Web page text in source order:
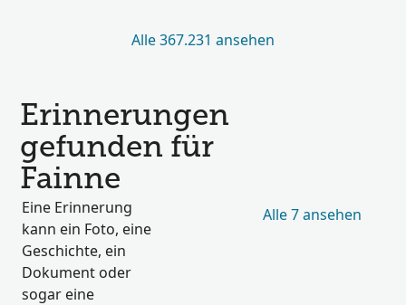
Alle 367.231 ansehen
Erinnerungen
gefunden für
Fainne
Eine Erinnerung
kann ein Foto, eine
Geschichte, ein
Dokument oder
sogar eine
Alle 7 ansehen